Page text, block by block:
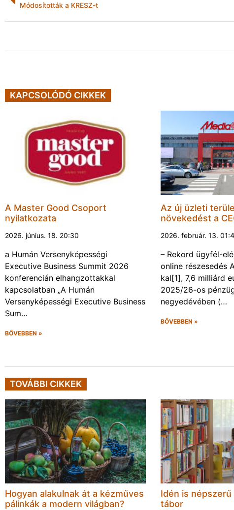
Módosították a KRESZ-t
KAPCSOLÓDÓ CIKKEK
A Master Good Csoport
nyilatkozata
2026. június. 18. 20:30
a Humán Versenyképességi
Executive Business Summit 2026
konferencián elhangzottakkal
kapcsolatban „A Humán
Versenyképességi Executive Business
Sum…
BŐVEBBEN »
Az új üzleti
növekedést a
2026. február. 13.
– Rekord ügyfél-
online részesedés
kal[1], 7,6 milliárd
2025/26-os
negyedévében (…
BŐVEBBEN »
TOVÁBBI CIKKEK
Hogyan alakulnak át a kézműves
pálinkák a modern világban?
Idén is
tábor